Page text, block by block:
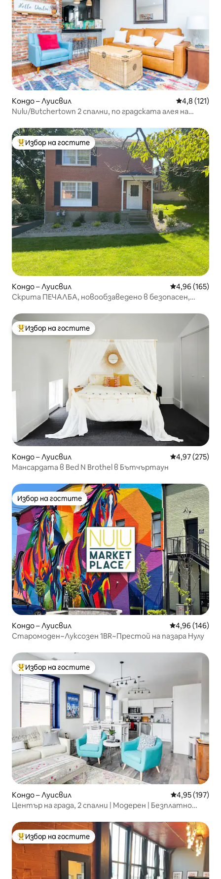
Кондо – Луисвил Средна
4,8 (121)
Nulu/Butchertown 2 спални, по градската алея на
Най-популярен избор на гостите
Избор на гостите
Кондо – Луисвил Средна
4,96 (165)
Скрита ПЕЧАЛБА, новообзаведено в безопасен,
Най-популярен избор на гостите
Избор на гостите
Кондо – Луисвил Средна
4,97 (275)
Мансардата в Bed N Brothel в Бътчъртаун
Избор на гостите
Избор на гостите
Кондо – Луисвил Средна
4,96 (146)
Старомоден~Луксозен 1BR~Престой на пазара Нулу
Най-популярен избор на гостите
Избор на гостите
Кондо – Луисвил Средна
4,95 (197)
Център на града, 2 спални | Модерен | Безплатно
Най-популярен избор на гостите
Избор на гостите